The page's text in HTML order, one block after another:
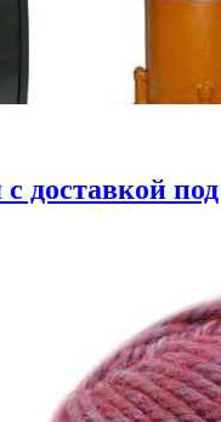
доставкой